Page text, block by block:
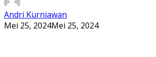
Andri Kurniawan
Mei 25, 2024Mei 25, 2024